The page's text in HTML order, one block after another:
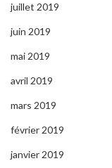
juillet 2019
juin 2019
mai 2019
avril 2019
mars 2019
février 2019
janvier 2019